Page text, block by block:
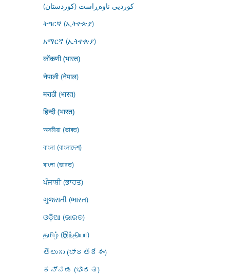
کوردیی ناوەڕاست (کوردستان)
ትግርኛ (ኢትዮጵያ)
አማርኛ (ኢትዮጵያ)
कोंकणी (भारत)
नेपाली (नेपाल)
मराठी (भारत)
हिन्दी (भारत)
অসমীয়া (ভাৰত)
বাংলা (বাংলাদেশ)
বাংলা (ভারত)
ਪੰਜਾਬੀ (ਭਾਰਤ)
ગુજરાતી (ભારત)
ଓଡ଼ିଆ (ଭାରତ)
தமிழ் (இந்தியா)
తెలుగు (భారతదేశం)
ಕನ್ನಡ (ಭಾರತ)